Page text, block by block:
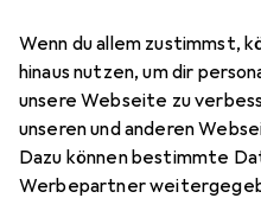
Wenn du allem zustimmst,
hinaus nutzen, um dir
unsere Webseite zu
unseren und anderen
Dazu können bestimmte
Werbepartner
Zubehör für
Hier findest du passendes